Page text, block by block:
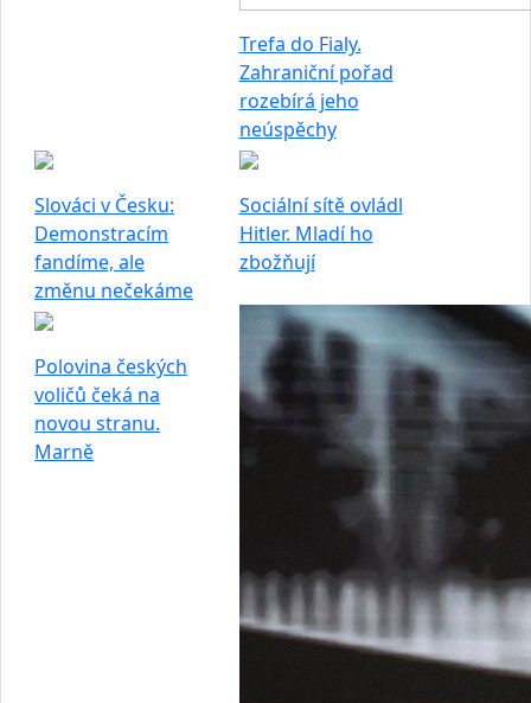
Trefa do Fialy.
Zahraniční pořad
rozebírá jeho
neúspěchy
Slováci v Česku:
Demonstracím
fandíme, ale
změnu nečekáme
Sociální sítě ovládl
Hitler. Mladí ho
zbožňují
Polovina českých
voličů čeká na
novou stranu.
Marně